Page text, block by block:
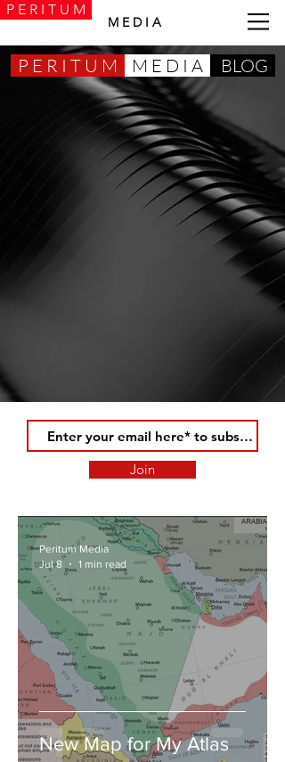
P E R I T U M
M E D I A
P E R I T U M M E D I A BLOG
Join
New Map for My Atlas
Peritum Media
Jul 8
1 min read